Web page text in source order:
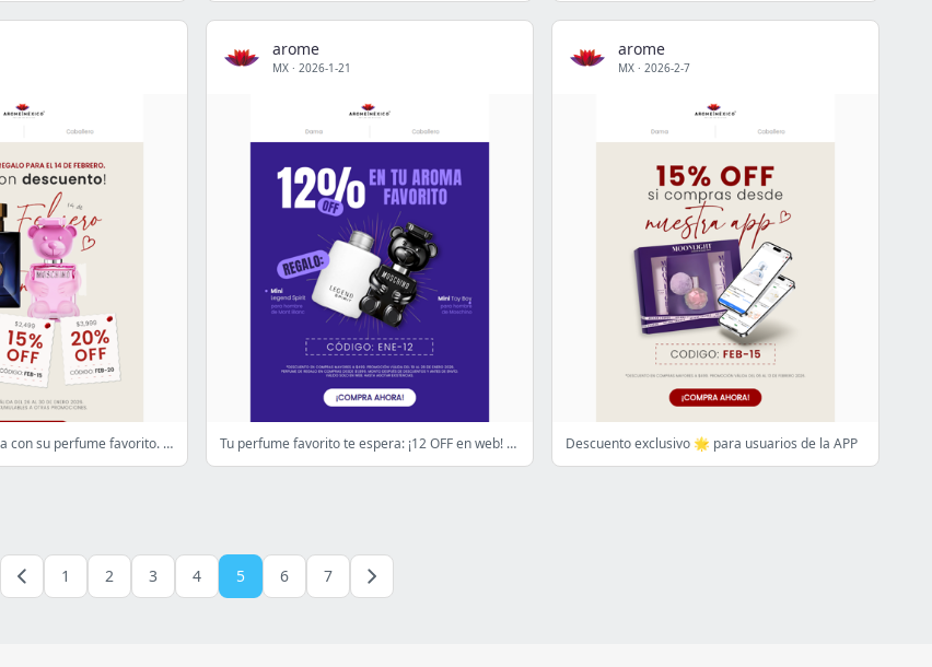
Sorprende a tu pareja con su perfume favorito. 💝 Hasta 20%OFF
arome
MX · 2026-1-21
Tu perfume favorito te espera: ¡12 OFF en web! 🌟😉
arome
MX · 2026-2-7
Descuento exclusivo 🌟 para usuarios de la APP
1 2 3 4 5 6 7